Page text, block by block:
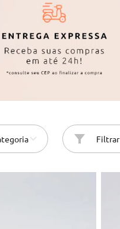
Filtrar
mocassim
6º
sandalia
7º
tenis couro
9º
anabela
10º bolsas couro